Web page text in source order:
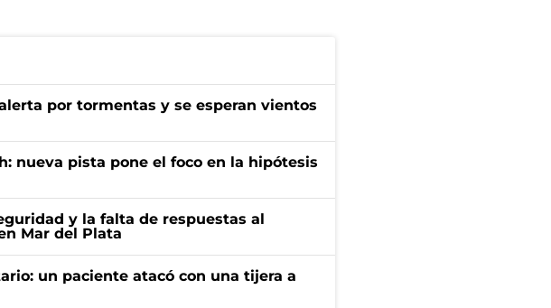
por tormentas y se esperan vientos
nueva pista pone el foco en la hipótesis
y la falta de respuestas al
Mar del Plata
un paciente atacó con una tijera a